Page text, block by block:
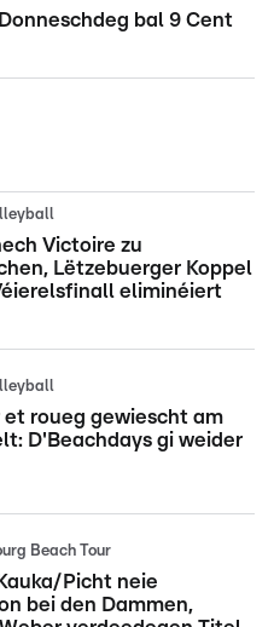
bal 9 Cent
Victoire zu
Lëtzebuerger Koppel
eliminéiert
et roueg gewiescht am
D'Beachdays gi weider
Beach Tour
Picht neie
bei den Dammen,